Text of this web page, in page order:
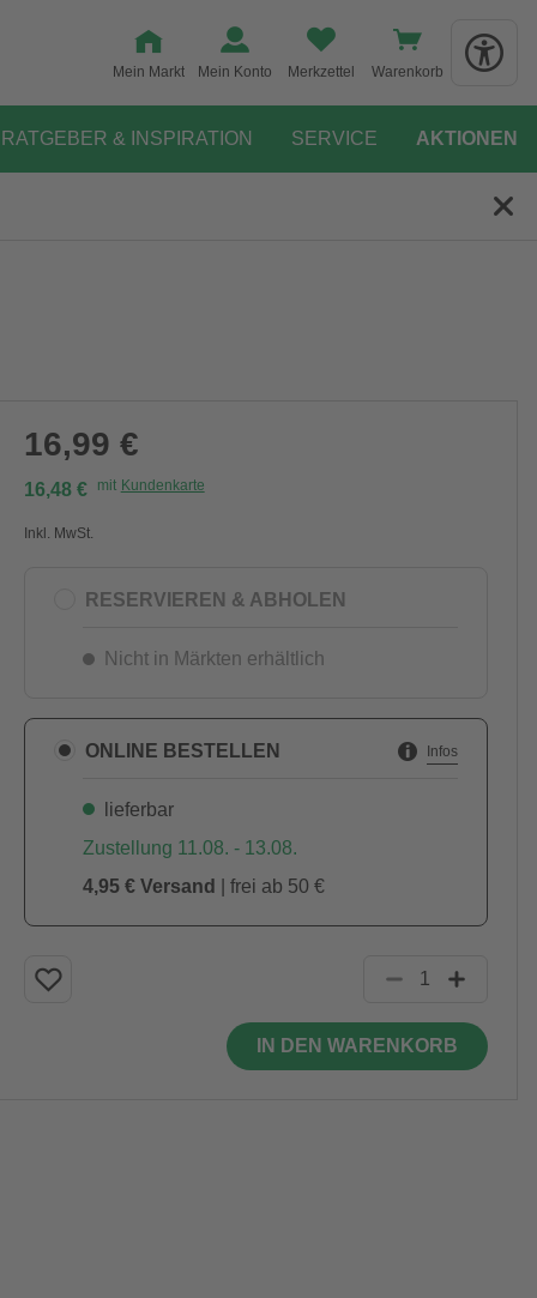
Mein Markt Mein Konto Merkzettel Warenkorb
RATGEBER & INSPIRATION SERVICE AKTIONEN
16,99 €
16,48 € mit Kundenkarte
Inkl. MwSt.
RESERVIEREN & ABHOLEN
Nicht in Märkten erhältlich
ONLINE BESTELLEN Infos
lieferbar
Zustellung 11.08. - 13.08.
4,95 € Versand
| frei ab 50 €
IN DEN WARENKORB